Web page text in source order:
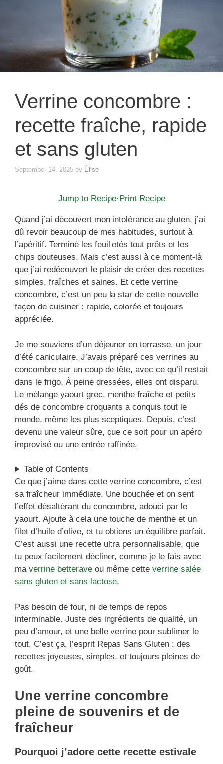
Verrine concombre :
recette fraîche, rapide
et sans gluten
September 14, 2025 by Élise
Jump to Recipe· Print Recipe
Quand j’ai découvert mon intolérance au gluten, j’ai
dû revoir beaucoup de mes habitudes, surtout à
l’apéritif. Terminé les feuilletés tout prêts et les
chips douteuses. Mais c’est aussi à ce moment-là
que j’ai redécouvert le plaisir de créer des recettes
simples, fraîches et saines. Et cette verrine
concombre, c’est un peu la star de cette nouvelle
façon de cuisiner : rapide, colorée et toujours
appréciée.
Je me souviens d’un déjeuner en terrasse, un jour
d’été caniculaire. J’avais préparé ces verrines au
concombre sur un coup de tête, avec ce qu’il restait
dans le frigo. À peine dressées, elles ont disparu.
Le mélange yaourt grec, menthe fraîche et petits
dés de concombre croquants a conquis tout le
monde, même les plus sceptiques. Depuis, c’est
devenu une valeur sûre, que ce soit pour un apéro
improvisé ou une entrée raffinée.
Table of Contents
Ce que j’aime dans cette verrine concombre, c’est
sa fraîcheur immédiate. Une bouchée et on sent
l’effet désaltérant du concombre, adouci par le
yaourt. Ajoute à cela une touche de menthe et un
filet d’huile d’olive, et tu obtiens un équilibre parfait.
C’est aussi une recette ultra personnalisable, que
tu peux facilement décliner, comme je le fais avec
ma verrine betterave ou même cette verrine salée
sans gluten et sans lactose.
Pas besoin de four, ni de temps de repos
interminable. Juste des ingrédients de qualité, un
peu d’amour, et une belle verrine pour sublimer le
tout. C’est ça, l’esprit Repas Sans Gluten : des
recettes joyeuses, simples, et toujours pleines de
goût.
Une verrine concombre
pleine de souvenirs et de
fraîcheur
Pourquoi j’adore cette recette estivale